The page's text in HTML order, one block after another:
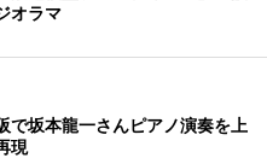
オラマ
で坂本龍一さんピアノ演奏を上
現